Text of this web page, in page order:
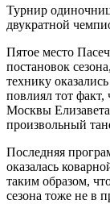
Турнир
двукратной
Пятое место
постановок
технику
повлиял тот факт,
Москвы
произвольный
Последняя
оказалась
таким образом,
сезона тоже не в